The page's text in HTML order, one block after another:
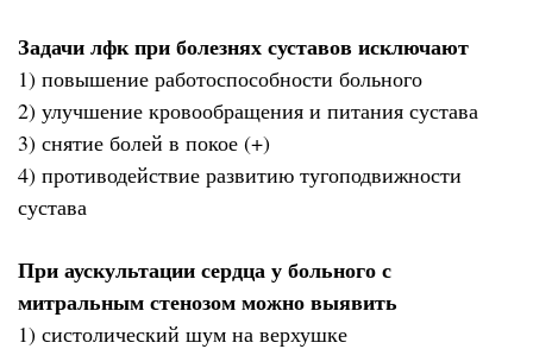
Задачи лфк при болезнях суставов исключают
1) повышение работоспособности больного
2) улучшение кровообращения и питания сустава
3) снятие болей в покое (+)
4) противодействие развитию тугоподвижности
сустава
При аускультации сердца у больного с
митральным стенозом можно выявить
1) систолический шум на верхушке